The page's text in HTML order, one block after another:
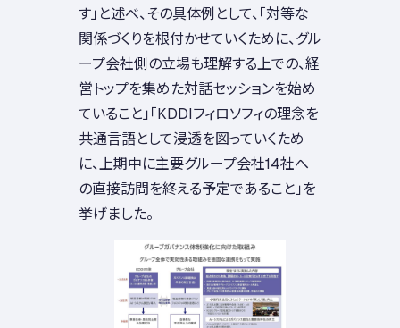
す」と述べ、その具体例として、「対等な
関係づくりを根付かせていくために、グル
ープ会社側の立場も理解する上での、経
営トップを集めた対話セッションを始め
ていること」「KDDIフィロソフィの理念を
共通言語として浸透を図っていくため
に、上期中に主要グループ会社14社へ
の直接訪問を終える予定であること」を
挙げました。